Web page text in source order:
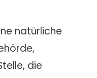
natürliche
die